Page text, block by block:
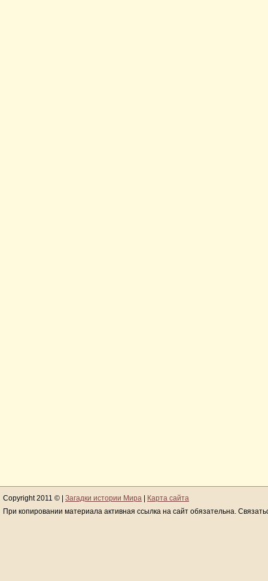
Copyright 2011 © | Загадки истории Мира
Карта сайта
При копировании материала активная ссылка на сайт обязательна.